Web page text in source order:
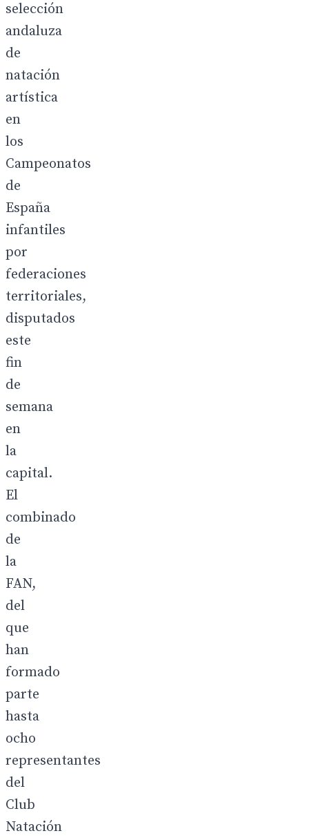
selección
andaluza
de
natación
artística
en
los
Campeonatos
de
España
infantiles
por
federaciones
territoriales,
disputados
este
fin
de
semana
en
la
capital.
El
combinado
de
la
FAN,
del
que
han
formado
parte
hasta
ocho
representantes
del
Club
Natación